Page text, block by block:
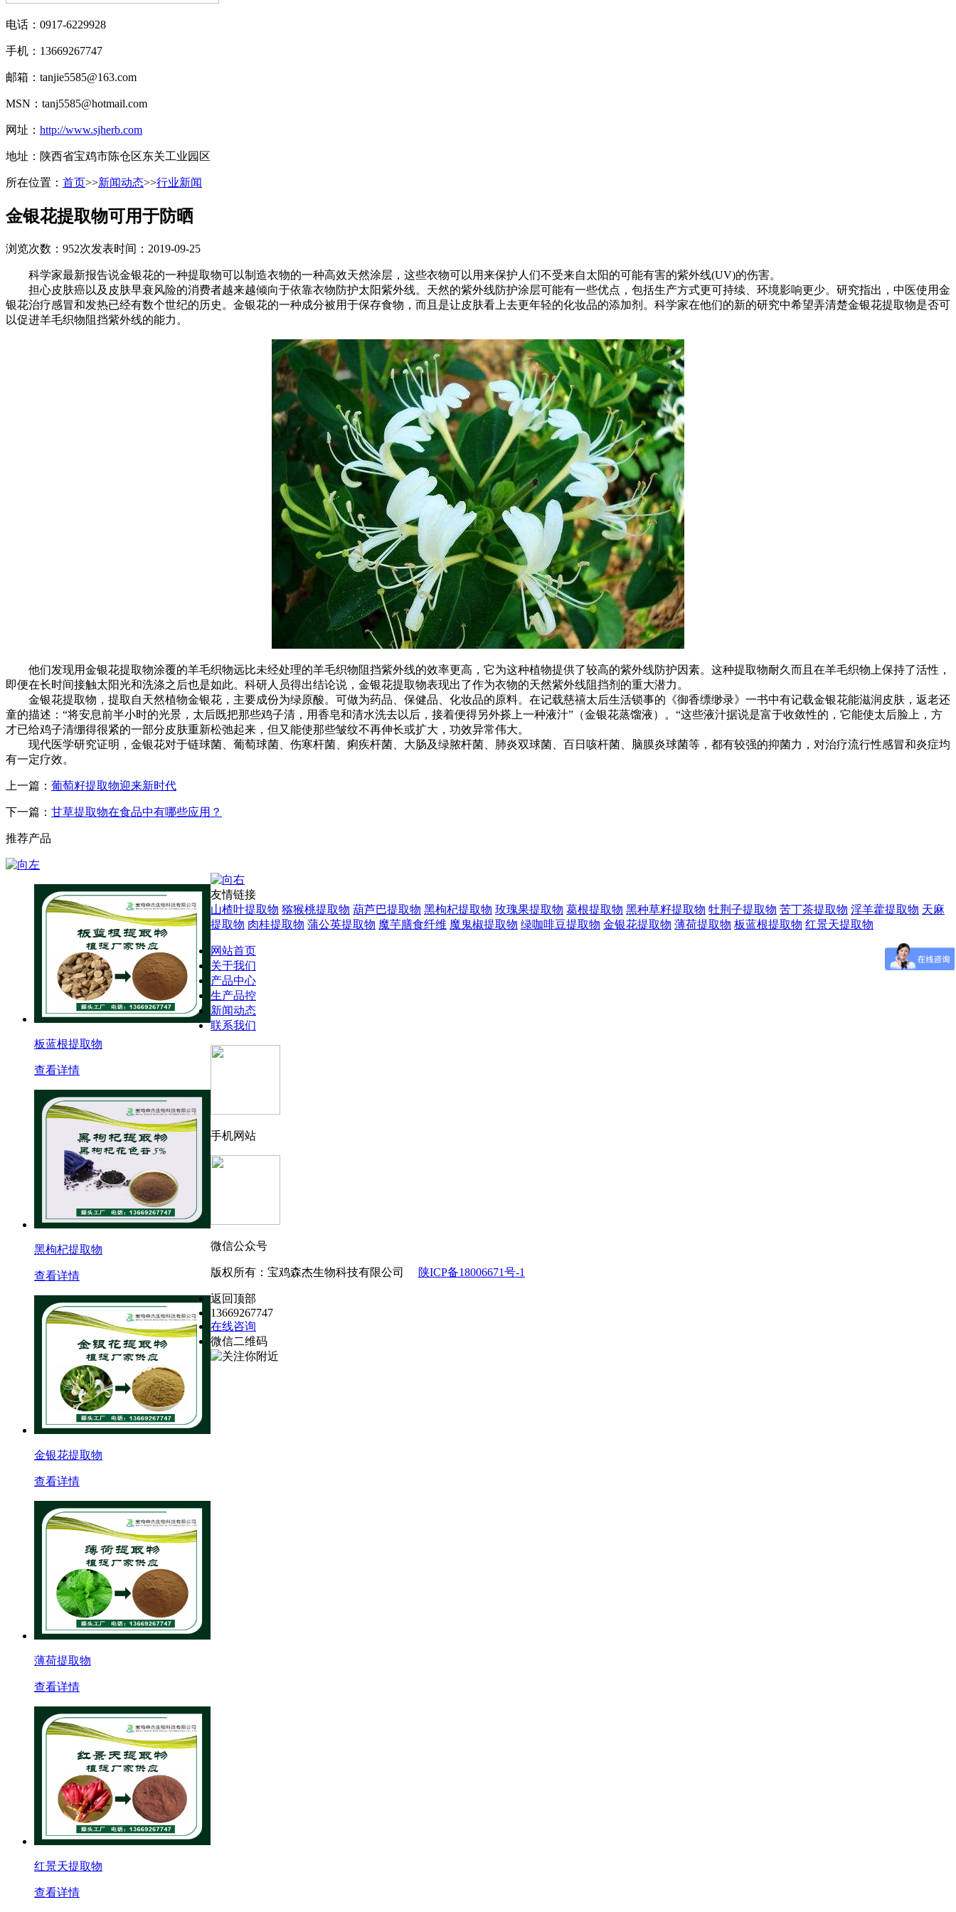
电话：0917-6229928
手机：13669267747
邮箱：tanjie5585@163.com
MSN：tanj5585@hotmail.com
网址： http://www.sjherb.com
地址：陕西省宝鸡市陈仓区东关工业园区
所在位置： 首页>>新闻动态>>行业新闻
金银花提取物可用于防晒
浏览次数：952次发表时间：2019-09-25
科学家最新报告说金银花的一种提取物可以制造衣物的一种高效天然涂层，这些衣物可以用来保护人们不受来自太阳的可能有害的紫外线(UV)的伤害。
担心皮肤癌以及皮肤早衰风险的消费者越来越倾向于依靠衣物防护太阳紫外线。天然的紫外线防护涂层可能有一些优点，包括生产方式更可持续、环境影响更少。研究指出，中医使用金
银花治疗感冒和发热已经有数个世纪的历史。金银花的一种成分被用于保存食物，而且是让皮肤看上去更年轻的化妆品的添加剂。科学家在他们的新的研究中希望弄清楚金银花提取物是否可
以促进羊毛织物阻挡紫外线的能力。
他们发现用金银花提取物涂覆的羊毛织物远比未经处理的羊毛织物阻挡紫外线的效率更高，它为这种植物提供了较高的紫外线防护因素。这种提取物耐久而且在羊毛织物上保持了活性，
即便在长时间接触太阳光和洗涤之后也是如此。科研人员得出结论说，金银花提取物表现出了作为衣物的天然紫外线阻挡剂的重大潜力。
金银花提取物，提取自天然植物金银花，主要成份为绿原酸。可做为药品、保健品、化妆品的原料。在记载慈禧太后生活锁事的《御香缥缈录》一书中有记载金银花能滋润皮肤，返老还
童的描述：“将安息前半小时的光景，太后既把那些鸡子清，用香皂和清水洗去以后，接着便得另外搽上一种液汁”（金银花蒸馏液）。“这些液汁据说是富于收敛性的，它能使太后脸上，方
才已给鸡子清绷得很紧的一部分皮肤重新松弛起来，但又能使那些皱纹不再伸长或扩大，功效异常伟大。
现代医学研究证明，金银花对于链球菌、葡萄球菌、伤寒杆菌、痢疾杆菌、大肠及绿脓杆菌、肺炎双球菌、百日咳杆菌、脑膜炎球菌等，都有较强的抑菌力，对治疗流行性感冒和炎症均
有一定疗效。
上一篇： 葡萄籽提取物迎来新时代
下一篇： 甘草提取物在食品中有哪些应用？
推荐产品
板蓝根提取物
查看详情
黑枸杞提取物
查看详情
金银花提取物
查看详情
薄荷提取物
查看详情
红景天提取物
查看详情
友情链接
山楂叶提取物 猕猴桃提取物 葫芦巴提取物 黑枸杞提取物 玫瑰果提取物 葛根提取物 黑种草籽提取物 牡荆子提取物 苦丁茶提取物 淫羊藿提取物 天麻
提取物 肉桂提取物 蒲公英提取物 魔芋膳食纤维 魔鬼椒提取物 绿咖啡豆提取物 金银花提取物 薄荷提取物 板蓝根提取物 红景天提取物
网站首页
关于我们
产品中心
生产品控
新闻动态
联系我们
手机网站
微信公众号
版权所有：宝鸡森杰生物科技有限公司 陕ICP备18006671号-1
返回顶部
13669267747
在线咨询
微信二维码